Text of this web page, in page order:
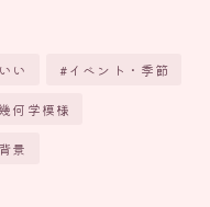
い イベント・季節
幾何学模様
背景